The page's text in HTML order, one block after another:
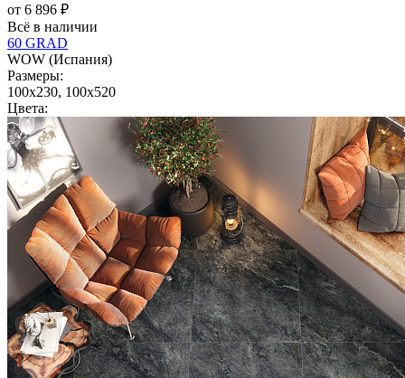
от 6 896 ₽
Всё в наличии
60 GRAD
WOW (Испания)
Размеры:
100x230, 100x520
Цвета: